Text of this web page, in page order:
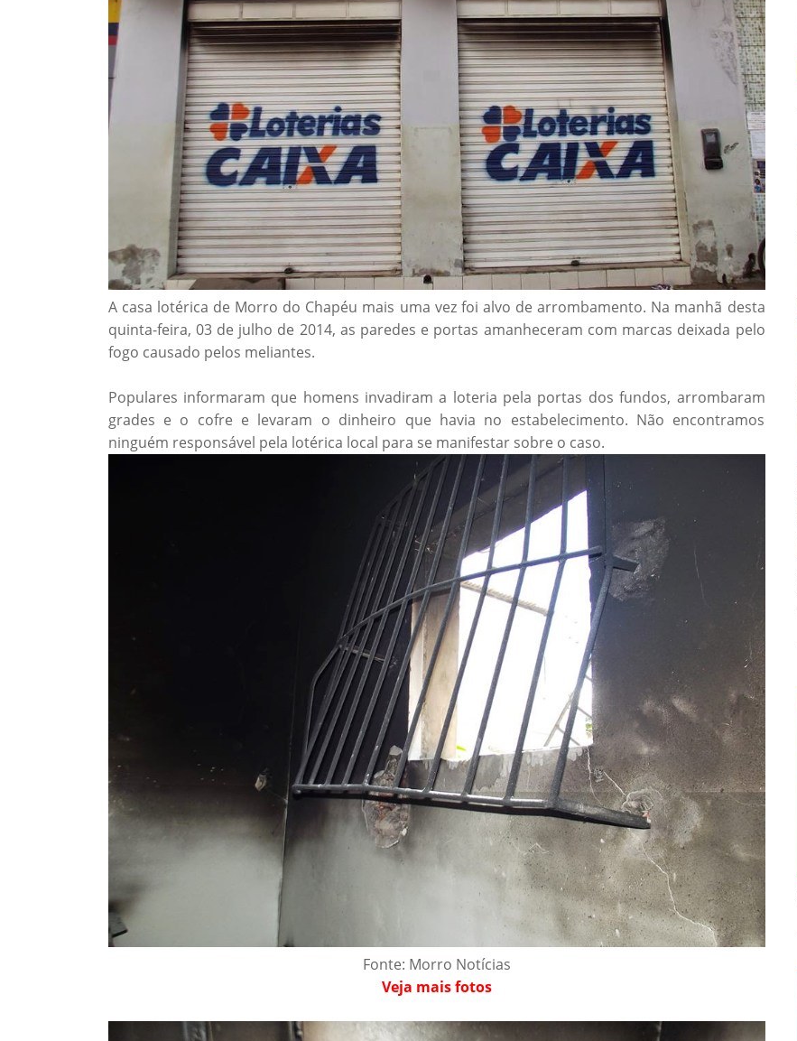
A casa lotérica de Morro do Chapéu mais uma vez foi alvo de arrombamento. Na manhã desta
quinta-feira, 03 de julho de 2014, as paredes e portas amanheceram com marcas deixada pelo
fogo causado pelos meliantes.
Populares informaram que homens invadiram a loteria pela portas dos fundos, arrombaram
grades e o cofre e levaram o dinheiro que havia no estabelecimento. Não encontramos
ninguém responsável pela lotérica local para se manifestar sobre o caso.
Fonte: Morro Notícias
Veja mais fotos